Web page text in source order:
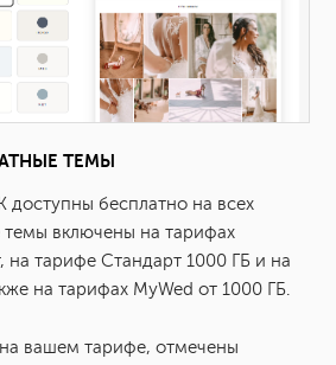
ТЕМЫ
доступны бесплатно на всех
темы включены на тарифах
на тарифе Стандарт 1000 ГБ и на
на тарифах MyWed от 1000 ГБ.
вашем тарифе, отмечены